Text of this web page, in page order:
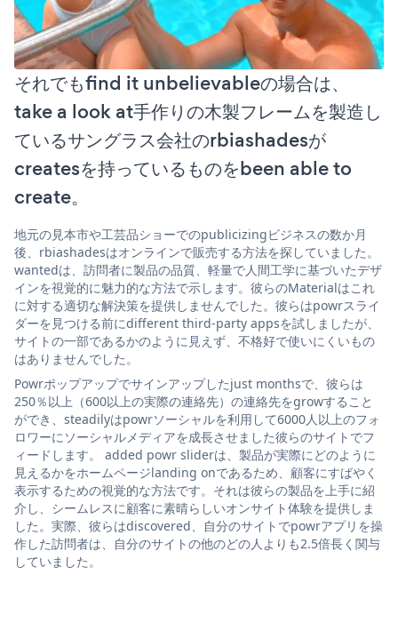
それでもfind it unbelievableの場合は、
take a look at手作りの木製フレームを製造し
ているサングラス会社のrbiashadesが
createsを持っているものをbeen able to
create。
地元の見本市や工芸品ショーでのpublicizingビジネスの数か月
後、rbiashadesはオンラインで販売する方法を探していました。
wantedは、訪問者に製品の品質、軽量で人間工学に基づいたデザ
インを視覚的に魅力的な方法で示します。彼らのMaterialはこれ
に対する適切な解決策を提供しませんでした。彼らはpowrスライ
ダーを見つける前にdifferent third-party appsを試しましたが、
サイトの一部であるかのように見えず、不格好で使いにくいもの
はありませんでした。
Powrポップアップでサインアップしたjust monthsで、彼らは
250％以上（600以上の実際の連絡先）の連絡先をgrowすること
ができ、steadilyはpowrソーシャルを利用して6000人以上のフォ
ロワーにソーシャルメディアを成長させました彼らのサイトでフ
ィードします。 added powr sliderは、製品が実際にどのように
見えるかをホームページlanding onであるため、顧客にすばやく
表示するための視覚的な方法です。それは彼らの製品を上手に紹
介し、シームレスに顧客に素晴らしいオンサイト体験を提供しま
した。実際、彼らはdiscovered、自分のサイトでpowrアプリを操
作した訪問者は、自分のサイトの他のどの人よりも2.5倍長く関与
していました。